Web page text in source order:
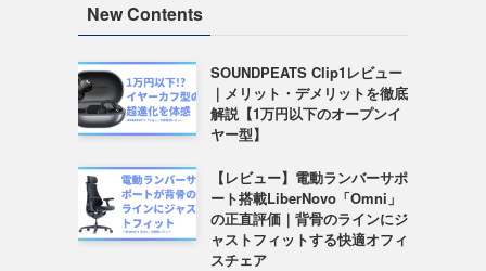
New Contents
SOUNDPEATS Clip1レビュー
｜メリット・デメリットを徹底
解説【1万円以下のオープンイ
ヤー型】
【レビュー】電動ランバーサポ
ート搭載LiberNovo「Omni」
の正直評価｜背骨のラインにジ
ャストフィットする快適オフィ
スチェア